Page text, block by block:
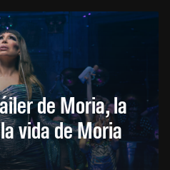
de Moria, la
vida de Moria